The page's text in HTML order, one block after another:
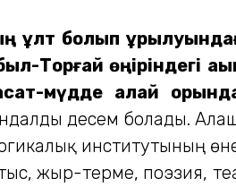
ұлт болып
өңіріндегі
мүдде қалай
десем болады.
институтының
жыр-терме, поэзия,